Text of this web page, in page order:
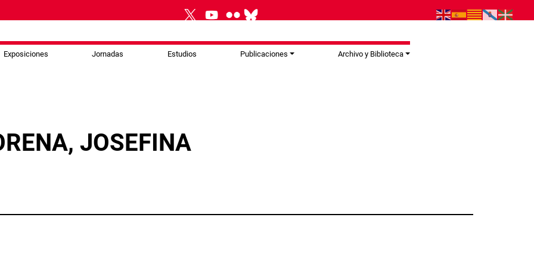
Exposiciones Jornadas Estudios Publicaciones Archivo y Biblioteca
JOSEFINA